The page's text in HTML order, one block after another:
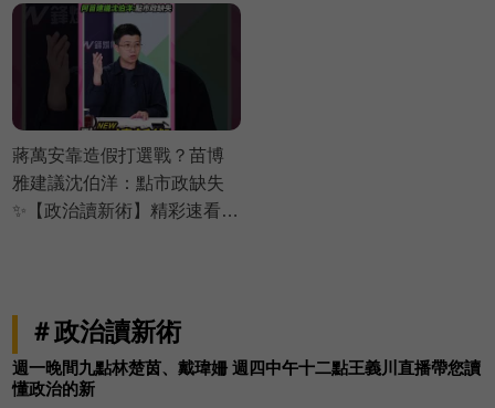
侯漢廷【鄉民監察院】必看
爆點💥20260805
蔣萬安靠造假打選戰？苗博
雅建議沈伯洋：點市政缺失
✨【政治讀新術】精彩速看
＃政治讀新術
週一晚間九點林楚茵、戴瑋姍 週四中午十二點王義川直播帶您讀
懂政治的新